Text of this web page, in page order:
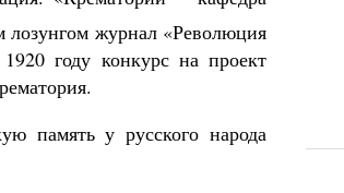
лозунгом журнал «Революция
году конкурс на проект
память у русского народа